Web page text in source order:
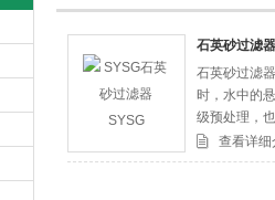
限公司
石英砂过滤
石英砂过滤
时，水中的
级预处理，
查看详细